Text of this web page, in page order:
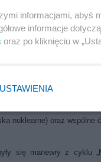
w mediach odbiły się
lądowym na
praktycznie na
w ćwiczeniach były
ćwiczeniach tych
sojusznicy Moskwy.
Niemalże
nuklearne) oraz
się manewry z cyklu
informacjami, abyś
informacje
oraz po kliknięciu w
USTAWIENIA